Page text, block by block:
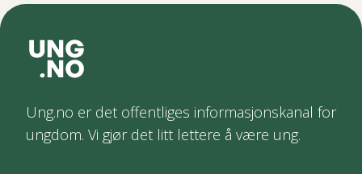
Ung.no er det offentliges informasjonskanal for
ungdom. Vi gjør det litt lettere å være ung.